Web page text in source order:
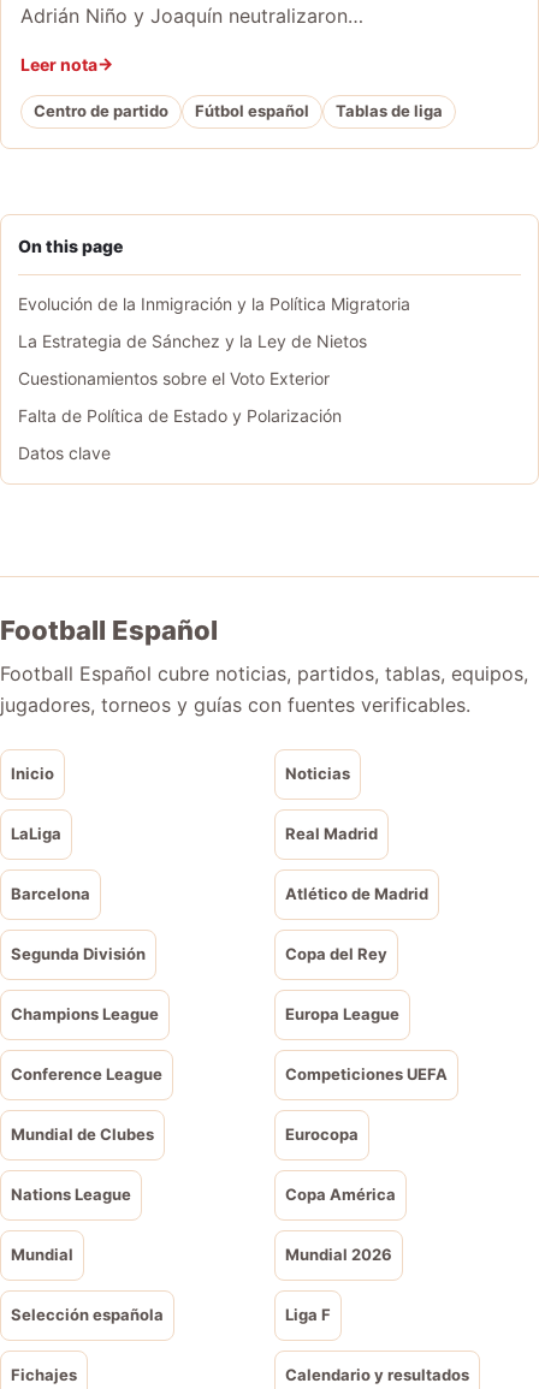
On this page
Evolución de la Inmigración y la Política Migratoria
La Estrategia de Sánchez y la Ley de Nietos
Cuestionamientos sobre el Voto Exterior
Falta de Política de Estado y Polarización
Datos clave
Adrián Niño y Joaquín neutralizaron…
Leer nota
Centro de partido Fútbol español Tablas de liga
Football Español
Football Español cubre noticias, partidos, tablas, equipos,
jugadores, torneos y guías con fuentes verificables.
Inicio Noticias
LaLiga Real Madrid
Barcelona Atlético de Madrid
Segunda División Copa del Rey
Champions League Europa League
Conference League Competiciones UEFA
Mundial de Clubes Eurocopa
Nations League Copa América
Mundial Mundial 2026
Selección española Liga F
Fichajes Calendario y resultados